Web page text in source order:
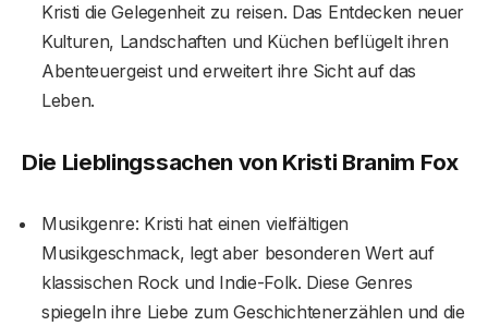
Kristi die Gelegenheit zu reisen. Das Entdecken neuer
Kulturen, Landschaften und Küchen beflügelt ihren
Abenteuergeist und erweitert ihre Sicht auf das
Leben.
Die Lieblingssachen von Kristi Branim Fox
Musikgenre: Kristi hat einen vielfältigen
Musikgeschmack, legt aber besonderen Wert auf
klassischen Rock und Indie-Folk. Diese Genres
spiegeln ihre Liebe zum Geschichtenerzählen und die